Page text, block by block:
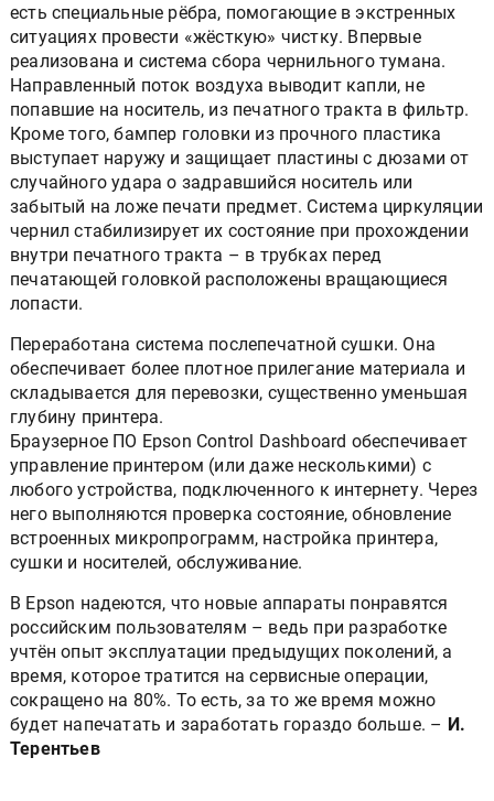
есть специальные рёбра, помогающие в экстренных
ситуациях провести «жёсткую» чистку. Впервые
реализована и система сбора чернильного тумана.
Направленный поток воздуха выводит капли, не
попавшие на носитель, из печатного тракта в фильтр.
Кроме того, бампер головки из прочного пластика
выступает наружу и защищает пластины с дюзами от
случайного удара о задравшийся носитель или
забытый на ложе печати предмет. Система циркуляции
чернил стабилизирует их состояние при прохождении
внутри печатного тракта – в трубках перед
печатающей головкой расположены вращающиеся
лопасти.
Переработана система послепечатной сушки. Она
обеспечивает более плотное прилегание материала и
складывается для перевозки, существенно уменьшая
глубину принтера.
Браузерное ПО Epson Control Dashboard обеспечивает
управление принтером (или даже несколькими) с
любого устройства, подключенного к интернету. Через
него выполняются проверка состояние, обновление
встроенных микропрограмм, настройка принтера,
сушки и носителей, обслуживание.
В Epson надеются, что новые аппараты понравятся
российским пользователям – ведь при разработке
учтён опыт эксплуатации предыдущих поколений, а
время, которое тратится на сервисные операции,
сокращено на 80%. То есть, за то же время можно
будет напечатать и заработать гораздо больше. – И.
Терентьев